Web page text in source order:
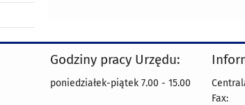
Godziny pracy Urzędu:
poniedziałek-piątek 7.00 - 15.00
Fax: